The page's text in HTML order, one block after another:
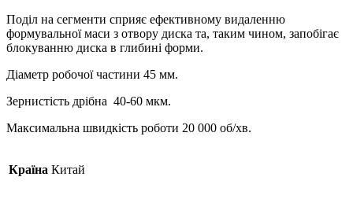
Поділ на сегменти сприяє ефективному видаленню
формувальної маси з отвору диска та, таким чином, запобігає
блокуванню диска в глибині форми.
Діаметр робочої частини 45 мм.
Зернистість дрібна 40-60 мкм.
Максимальна швидкість роботи 20 000 об/хв.
Країна Китай